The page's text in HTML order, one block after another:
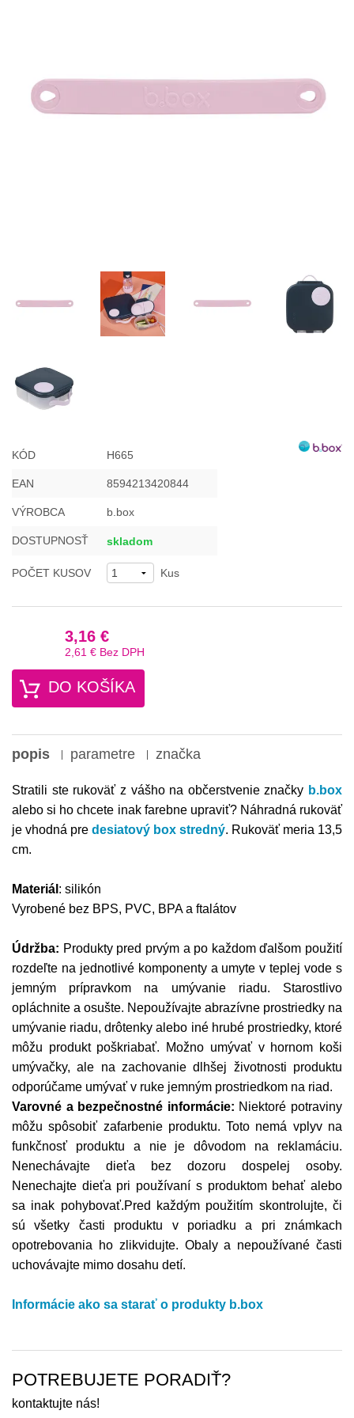
KÓD H665
EAN 8594213420844
VÝROBCA b.box
DOSTUPNOSŤ skladom
POČET KUSOV Kus
3,16 €
2,61 € Bez DPH
DO KOŠÍKA
popis parametre značka
Stratili ste rukoväť z vášho na občerstvenie značky b.box
alebo si ho chcete inak farebne upraviť?Náhradná rukoväť
je vhodná pre desiatový box stredný. Rukoväť meria 13,5
cm.
Materiál : silikón
Vyrobené bez BPS, PVC, BPA a ftalátov
Údržba: Produkty pred prvým a po každom ďalšom použití
rozdeľte na jednotlivé komponenty a umyte v teplej vode s
jemným prípravkom na umývanie riadu. Starostlivo
opláchnite a osušte. Nepoužívajte abrazívne prostriedky na
umývanie riadu, drôtenky alebo iné hrubé prostriedky, ktoré
môžu produkt poškriabať. Možno umývať v hornom koši
umývačky, ale na zachovanie dlhšej životnosti produktu
odporúčame umývať v ruke jemným prostriedkom na riad.
Varovné a bezpečnostné informácie: Niektoré potraviny
môžu spôsobiť zafarbenie produktu. Toto nemá vplyv na
funkčnosť produktu a nie je dôvodom na reklamáciu.
Nenechávajte dieťa bez dozoru dospelej osoby.
Nenechajte dieťa pri používaní s produktom behať alebo
sa inak pohybovať.Pred každým použitím skontrolujte, či
sú všetky časti produktu v poriadku a pri známkach
opotrebovania ho zlikvidujte. Obaly a nepoužívané časti
uchovávajte mimo dosahu detí.
Informácie ako sa starať o produkty b.box
POTREBUJETE PORADIŤ?
kontaktujte nás!